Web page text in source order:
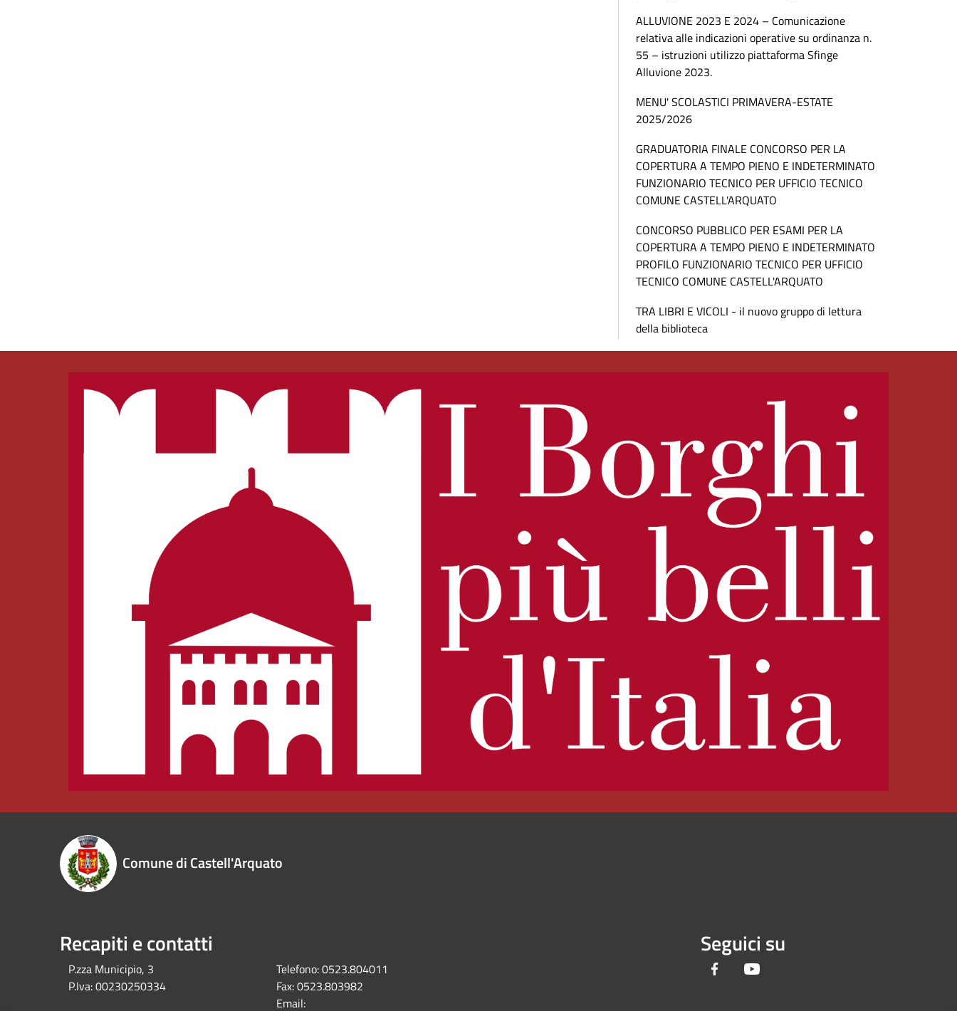
ALLUVIONE 2023 E 2024 – Comunicazione
relativa alle indicazioni operative su ordinanza n.
55 – istruzioni utilizzo piattaforma Sfinge
Alluvione 2023.
MENU' SCOLASTICI PRIMAVERA-ESTATE
2025/2026
GRADUATORIA FINALE CONCORSO PER LA
COPERTURA A TEMPO PIENO E INDETERMINATO
FUNZIONARIO TECNICO PER UFFICIO TECNICO
COMUNE CASTELL'ARQUATO
CONCORSO PUBBLICO PER ESAMI PER LA
COPERTURA A TEMPO PIENO E INDETERMINATO
PROFILO FUNZIONARIO TECNICO PER UFFICIO
TECNICO COMUNE CASTELL'ARQUATO
TRA LIBRI E VICOLI - il nuovo gruppo di lettura
della biblioteca
Comune di Castell'Arquato
Recapiti e contatti
P.zza Municipio, 3
P.Iva:00230250334
Telefono:0523.804011
Fax:0523.803982
Email:
Seguici su
Facebook